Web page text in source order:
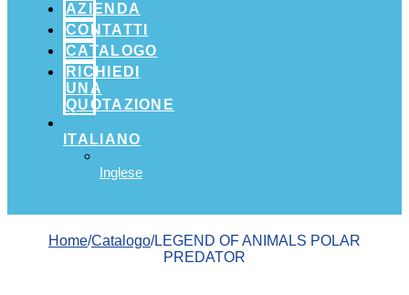
AZIENDA
CONTATTI
CATALOGO
RICHIEDI
UNA
QUOTAZIONE
ITALIANO
Inglese
Home/Catalogo/LEGEND OF ANIMALS POLAR
PREDATOR